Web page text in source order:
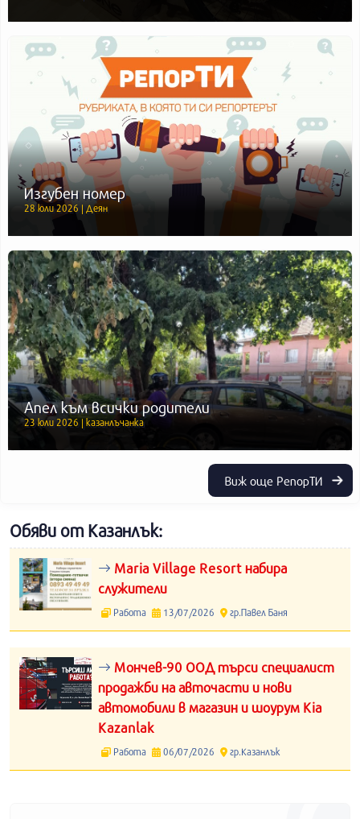
Изгубен номер
28 юли 2026 | Деян
Апел към всички родители
23 юли 2026 | казанлъчанка
Виж още РепорТИ
Обяви от Казанлък:
Maria Village Resort набира
служители
Работа 13/07/2026 гр.Павел Баня
Мончев-90 ООД търси специалист
продажби на авточасти и нови
автомобили в магазин и шоурум Kia
Kazanlak
Работа 06/07/2026 гр.Казанлък